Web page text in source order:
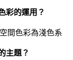
彩的運用？
間色彩為淺色系
主題？